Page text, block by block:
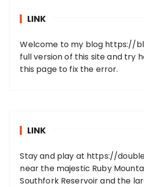
LINK
Welcome to my blog https://
full version of this site and try
this page to fix the error.
LINK
Stay and play at https://
near the majestic Ruby
Southfork Reservoir and the